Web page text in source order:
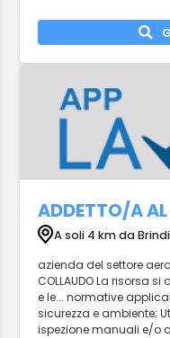
ADDETTO/A
A soli 4 km da
azienda del settore
COLLAUDO La risorsa
e le... normative
sicurezza e ambiente;
ispezione manuali e/o